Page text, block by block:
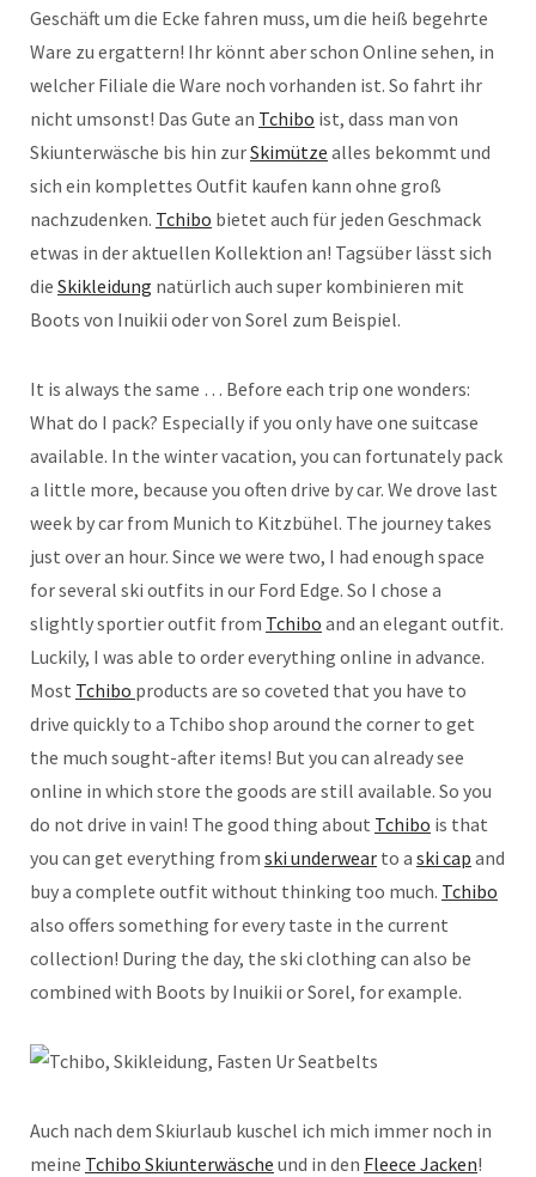
Geschäft um die Ecke fahren muss, um die heiß begehrte
Ware zu ergattern! Ihr könnt aber schon Online sehen, in
welcher Filiale die Ware noch vorhanden ist. So fahrt ihr
nicht umsonst! Das Gute an Tchibo ist, dass man von
Skiunterwäsche bis hin zurSkimütze alles bekommt und
sich ein komplettes Outfit kaufen kann ohne groß
nachzudenken. Tchibo bietet auch für jeden Geschmack
etwas in der aktuellen Kollektion an! Tagsüber lässt sich
die Skikleidung natürlich auch super kombinieren mit
Boots von Inuikii oder von Sorel zum Beispiel.
It is always the same … Before each trip one wonders:
What do I pack? Especially if you only have one suitcase
available. In the winter vacation, you can fortunately pack
a little more, because you often drive by car. We drove last
week by car from Munich to Kitzbühel. The journey takes
just over an hour. Since we were two, I had enough space
for several ski outfits in our Ford Edge. So I chose a
slightly sportier outfit from Tchibo and an elegant outfit.
Luckily, I was able to order everything online in advance.
Most Tchibo products are so coveted that you have to
drive quickly to a Tchibo shop around the corner to get
the much sought-after items! But you can already see
online in which store the goods are still available. So you
do not drive in vain! The good thing about Tchibo is that
you can get everything from ski underwear to a ski cap and
buy a complete outfit without thinking too much. Tchibo
also offers something for every taste in the current
collection! During the day, the ski clothing can also be
combined with Boots by Inuikii or Sorel, for example.
Auch nach dem Skiurlaub kuschel ich mich immer noch in
meine Tchibo Skiunterwäsche und in den Fleece Jacken!